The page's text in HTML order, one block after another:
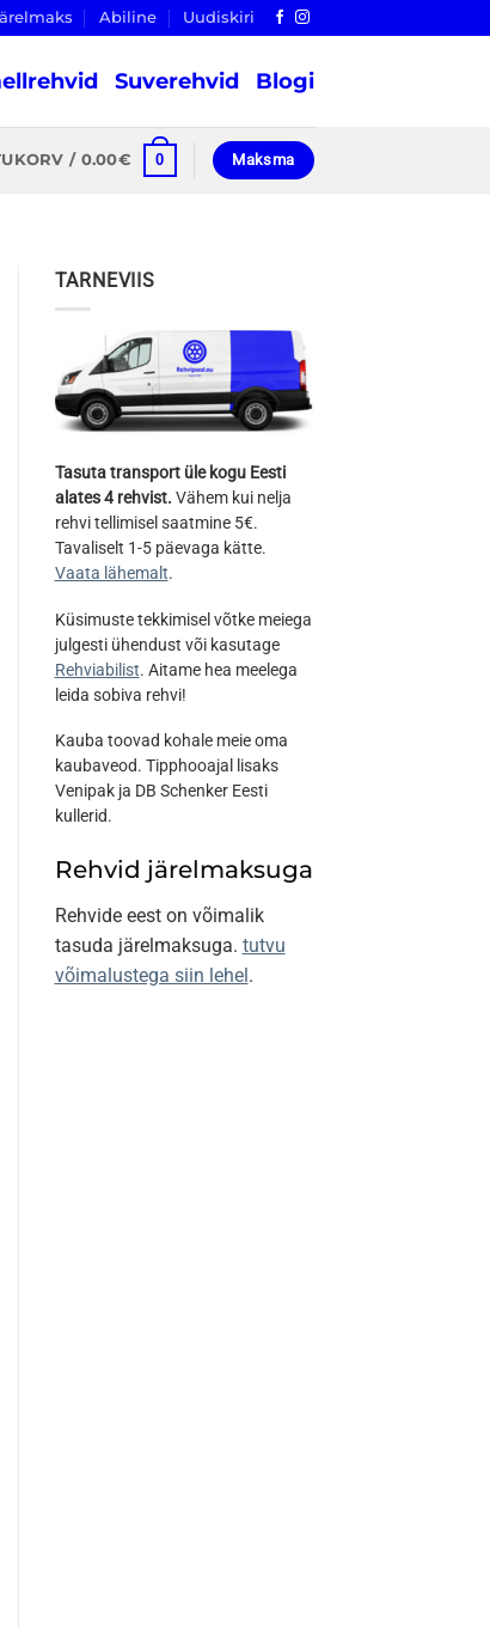
Abiline Uudiskiri
Suverehvid Blogi
/ 0.00€ 0 Maksma
TARNEVIIS
Tasuta transport üle kogu Eesti
alates 4 rehvist. Vähem kui nelja
rehvi tellimisel saatmine 5€.
Tavaliselt 1-5 päevaga kätte.
Vaata lähemalt.
Küsimuste tekkimisel võtke meiega
julgesti ühendust või kasutage
Rehviabilist. Aitame hea meelega
leida sobiva rehvi!
Kauba toovad kohale meie oma
kaubaveod. Tipphooajal lisaks
Venipak ja DB Schenker Eesti
kullerid.
Rehvid järelmaksuga
Rehvide eest on võimalik
tasuda järelmaksuga. tutvu
võimalustega siin lehel.